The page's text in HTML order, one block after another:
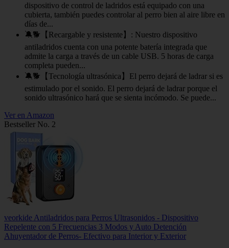
dispositivo de control de ladridos está equipado con una
cubierta, también puedes controlar al perro bien al aire libre en
días de...
🔕🐕【Recargable y resistente】: Nuestro dispositivo
antiladridos cuenta con una potente batería integrada que
admite la carga a través de un cable USB. 5 horas de carga
completa pueden...
🔕🐕【Tecnología ultrasónica】El perro dejará de ladrar si es
estimulado por el sonido. El perro dejará de ladrar porque el
sonido ultrasónico hará que se sienta incómodo. Se puede...
Ver en Amazon
Bestseller No. 2
veorkide Antiladridos para Perros Ultrasonidos - Dispositivo
Repelente con 5 Frecuencias 3 Modos y Auto Detención
Ahuyentador de Perros- Efectivo para Interior y Exterior